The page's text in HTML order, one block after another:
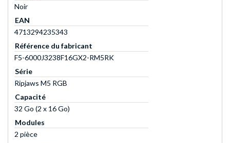
Noir
EAN
4713294235343
Référence du fabricant
F5-6000J3238F16GX2-RM5RK
Série
Ripjaws M5 RGB
Capacité
32 Go (2 x 16 Go)
Modules
2 pièce